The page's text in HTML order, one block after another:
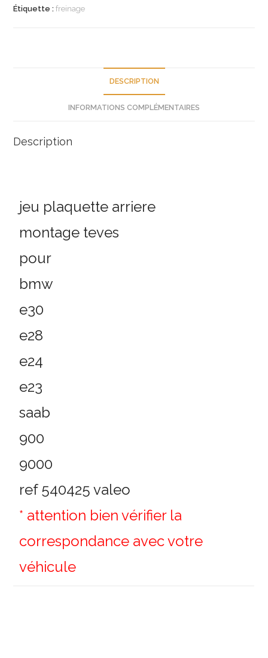
e30
Étiquette :freinage
DESCRIPTION
INFORMATIONS COMPLÉMENTAIRES
Description
jeu plaquette arriere
montage teves
pour
bmw
e30
e28
e24
e23
saab
900
9000
ref 540425 valeo
* attention bien vérifier la
correspondance avec votre
véhicule